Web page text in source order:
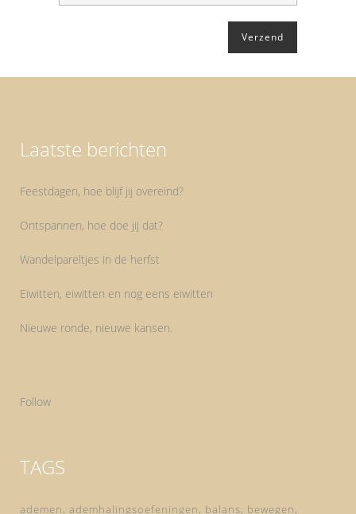
Laatste berichten
Feestdagen, hoe blijf jij overeind?
Ontspannen, hoe doe jij dat?
Wandelpareltjes in de herfst
Eiwitten, eiwitten en nog eens eiwitten
Nieuwe ronde, nieuwe kansen.
Follow
TAGS
ademen ademhalingsoefeningen balans bewegen